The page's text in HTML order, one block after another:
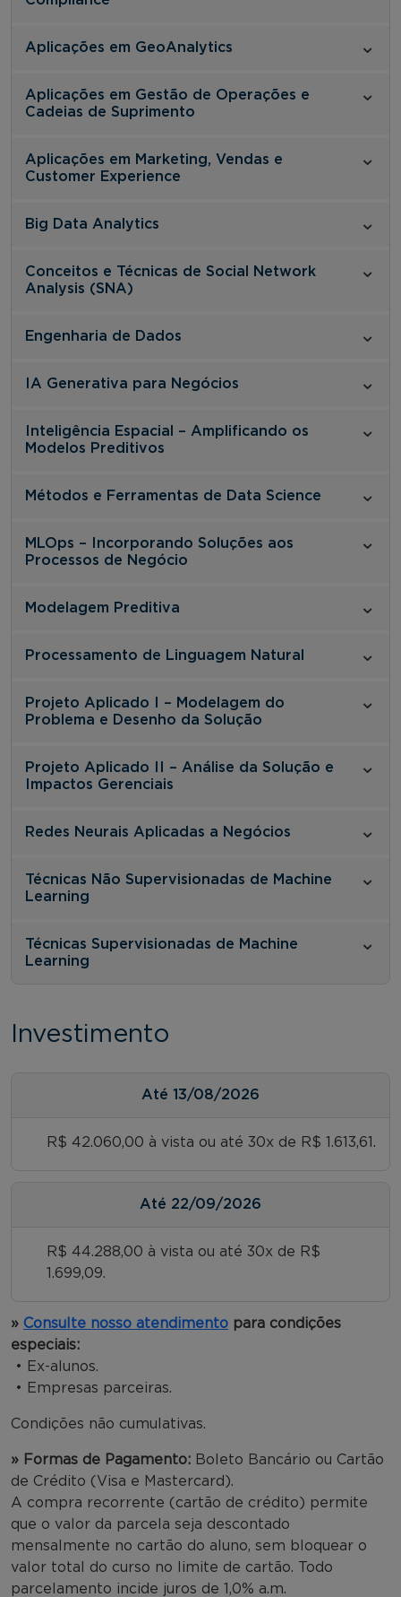
Aplicações em GeoAnalytics
Aplicações em Gestão de Operações e
Cadeias de Suprimento
Aplicações em Marketing, Vendas e
Customer Experience
Big Data Analytics
Conceitos e Técnicas de Social Network
Analysis (SNA)
Engenharia de Dados
IA Generativa para Negócios
Inteligência Espacial – Amplificando os
Modelos Preditivos
Métodos e Ferramentas de Data Science
MLOps – Incorporando Soluções aos
Processos de Negócio
Modelagem Preditiva
Processamento de Linguagem Natural
Projeto Aplicado I – Modelagem do
Problema e Desenho da Solução
Projeto Aplicado II – Análise da Solução e
Impactos Gerenciais
Redes Neurais Aplicadas a Negócios
Técnicas Não Supervisionadas de Machine
Learning
Técnicas Supervisionadas de Machine
Learning
Investimento
Até 13/08/2026
R$ 42.060,00 à vista ou até 30x de R$ 1.613,61.
Até 22/09/2026
R$ 44.288,00 à vista ou até 30x de R$
1.699,09.
» Consulte nosso atendimento para condições
especiais:
• Ex-alunos.
• Empresas parceiras.
Condições não cumulativas.
» Formas de Pagamento: Boleto Bancário ou Cartão
de Crédito (Visa e Mastercard).
A compra recorrente (cartão de crédito) permite
que o valor da parcela seja descontado
mensalmente no cartão do aluno, sem bloquear o
valor total do curso no limite de cartão. Todo
parcelamento incide juros de 1,0% a.m.